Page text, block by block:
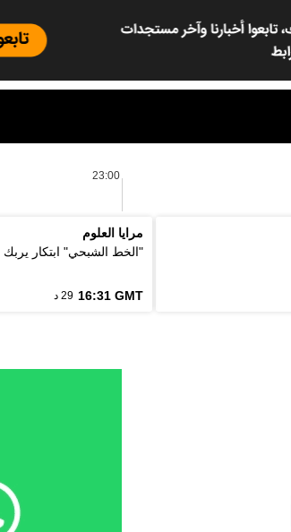
23:00
مرايا العلوم
"الخط الشبحي" ابتكار يربك الذكاء الاصطناعي
16:31 GMT 29 د